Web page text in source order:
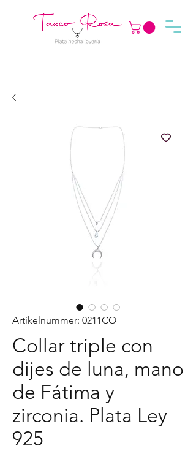
Artikelnummer: 0211CO
Collar triple con
dijes de luna, mano
de Fátima y
zirconia. Plata Ley
925